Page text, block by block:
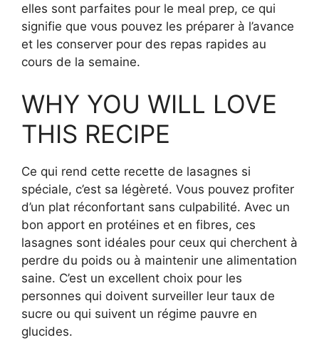
elles sont parfaites pour le meal prep, ce qui
signifie que vous pouvez les préparer à l’avance
et les conserver pour des repas rapides au
cours de la semaine.
WHY YOU WILL LOVE
THIS RECIPE
Ce qui rend cette recette de lasagnes si
spéciale, c’est sa légèreté. Vous pouvez profiter
d’un plat réconfortant sans culpabilité. Avec un
bon apport en protéines et en fibres, ces
lasagnes sont idéales pour ceux qui cherchent à
perdre du poids ou à maintenir une alimentation
saine. C’est un excellent choix pour les
personnes qui doivent surveiller leur taux de
sucre ou qui suivent un régime pauvre en
glucides.